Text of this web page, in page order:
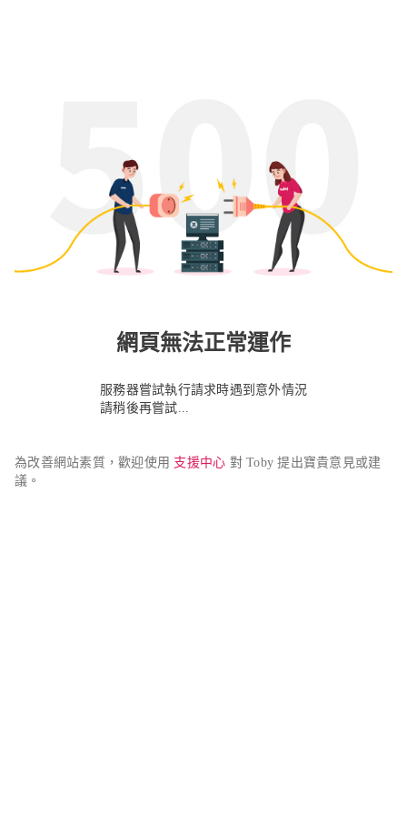
網頁無法正常運作
服務器嘗試執行請求時遇到意外情況
請稍後再嘗試...
為改善網站素質，歡迎使用 支援中心 對 Toby 提出寶貴意見或建
議。